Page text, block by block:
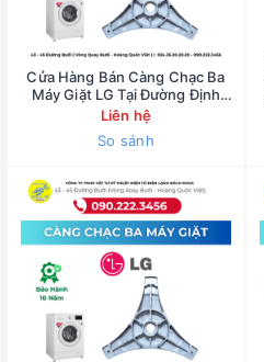
Cửa Hàng Bán Càng Chạc Ba
Máy Giặt LG Tại Đường Định
Công - 0902223456
Liên hệ
So sánh